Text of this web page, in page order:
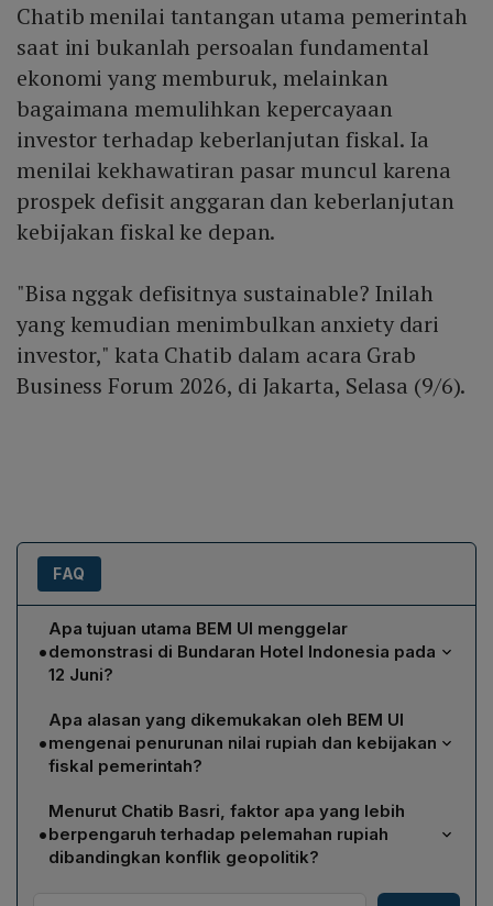
Chatib menilai tantangan utama pemerintah
saat ini bukanlah persoalan fundamental
ekonomi yang memburuk, melainkan
bagaimana memulihkan kepercayaan
investor terhadap keberlanjutan fiskal. Ia
menilai kekhawatiran pasar muncul karena
prospek defisit anggaran dan keberlanjutan
kebijakan fiskal ke depan.
"Bisa nggak defisitnya sustainable? Inilah
yang kemudian menimbulkan anxiety dari
investor," kata Chatib dalam acara Grab
Business Forum 2026, di Jakarta, Selasa (9/6).
FAQ
•
Apa tujuan utama BEM UI menggelar
demonstrasi di Bundaran Hotel Indonesia pada
12 Juni?
BEM UI menggelar demonstrasi dengan tajuk
#MenujuIndonesiaBangkrut untuk mengekspresikan
keprihatinan atas kondisi ekonomi Indonesia,
khususnya melemahnya nilai tukar rupiah, penurunan
kepercayaan investor, serta kebijakan fiskal yang
dianggap tidak berkelanjutan. Mereka menyoroti isu
independensi Bank Indonesia yang direnggut,
•
Apa alasan yang dikemukakan oleh BEM UI
mengenai penurunan nilai rupiah dan kebijakan
fiskal pemerintah?
BEM UI berpendapat bahwa nilai rupiah menurun
karena pemerintah meremehkan kenaikan rupiah,
mengabaikan HAM, serta melanjutkan program-
program tidak jelas. Mereka menilai independensi Bank
Indonesia telah dicabut, kebijakan fiskal tidak berjalan
•
Menurut Chatib Basri, faktor apa yang lebih
berpengaruh terhadap pelemahan rupiah
dibandingkan konflik geopolitik?
Chatib Basri menilai bahwa penurunan kepercayaan